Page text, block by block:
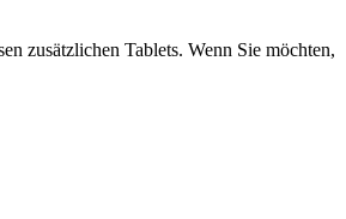
zusätzlichen Tablets. Wenn Sie möchten,